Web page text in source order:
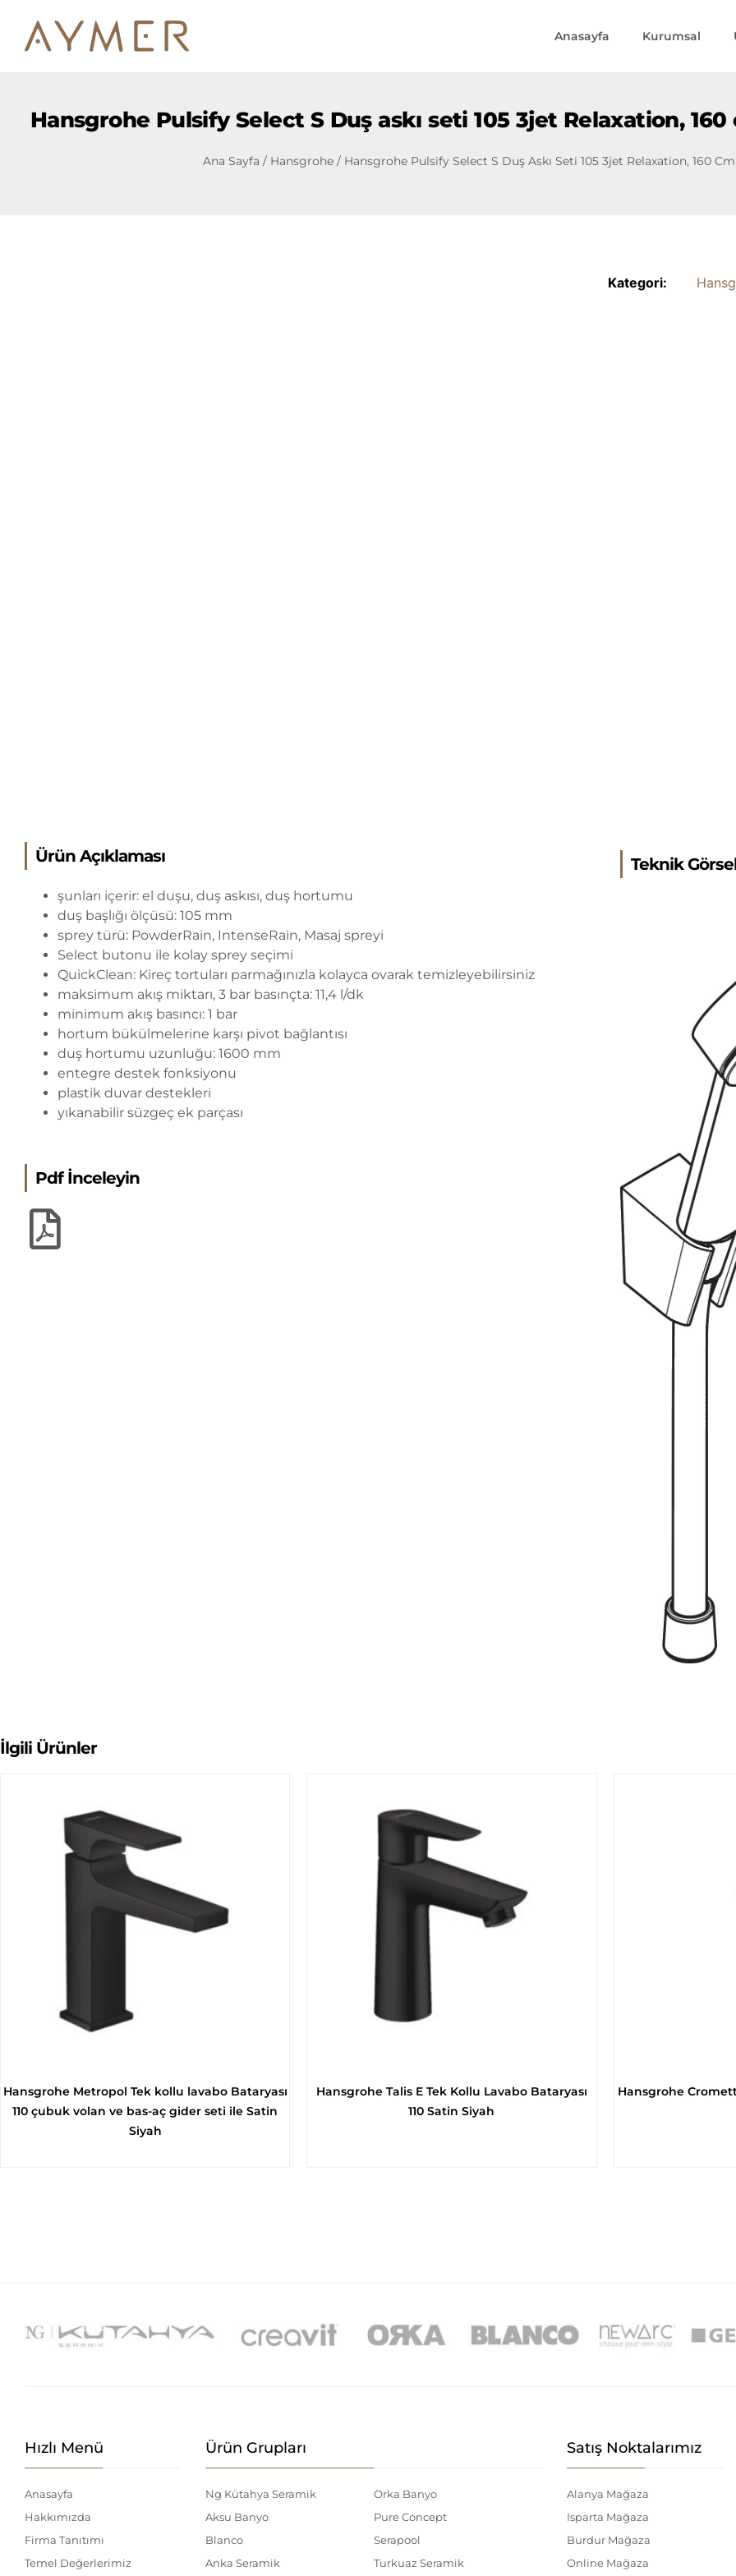
Anasayfa Kurumsal
Hansgrohe Pulsify Select S Duş askı seti 105 3jet Relaxation,
Ana Sayfa / Hansgrohe/ Hansgrohe Pulsify Select S Duş Askı Seti 105 3jet Relaxation, 160
Kategori:
Ürün Açıklaması
şunları içerir: el duşu, duş askısı, duş hortumu
duş başlığı ölçüsü: 105 mm
sprey türü: PowderRain, IntenseRain, Masaj spreyi
Select butonu ile kolay sprey seçimi
QuickClean: Kireç tortuları parmağınızla kolayca ovarak temizleyebilirsiniz
maksimum akış miktarı, 3 bar basınçta: 11,4 l/dk
minimum akış basıncı: 1 bar
hortum bükülmelerine karşı pivot bağlantısı
duş hortumu uzunluğu: 1600 mm
entegre destek fonksiyonu
plastik duvar destekleri
yıkanabilir süzgeç ek parçası
Pdf İnceleyin
Teknik
İlgili Ürünler
Hansgrohe Metropol Tek kollu lavabo Bataryası
110 çubuk volan ve bas-aç gider seti ile Satin
Siyah
Hansgrohe Talis E Tek Kollu Lavabo Bataryası
110 Satin Siyah
Hansgrohe
Hızlı Menü
Anasayfa
Hakkımızda
Firma Tanıtımı
Temel Değerlerimiz
Ürün Grupları
Ng Kütahya Seramik
Aksu Banyo
Blanco
Anka Seramik
Orka Banyo
Pure Concept
Serapool
Turkuaz Seramik
Satış Noktalarımız
Alanya Mağaza
Isparta Mağaza
Burdur Mağaza
Online Mağaza